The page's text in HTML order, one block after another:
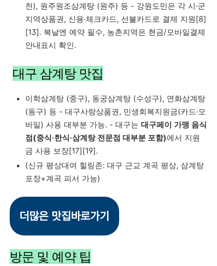
천), 원주원조삼계탕 (원주) 등 - 강원도민은 각 시·군
지역상품권, 신용·체크카드, 선불카드로 결제 지원[8]
[13]. 복날엔 예약 필수, 농촌지역은 현금/모바일결제
안내표시 확인.
대구 삼계탕 맛집
이학삼계탕 (중구), 동궁삼계탕 (수성구), 연화삼계탕
(동구) 등 - 대구사랑상품권, 민생회복지원금(카드·모
바일) 사용 대부분 가능. - 대구는 대구페이 가맹 음식
점(중식·한식·삼계탕 전문점 대부분 포함)에서 지원
금 사용 보장[17][19].
(신규 평상대여 힐링존: 대구 근교 계곡 평상, 삼계탕
포장+계곡 피서 가능)
더많은 맛집바로가기
방문 및 예약 팁